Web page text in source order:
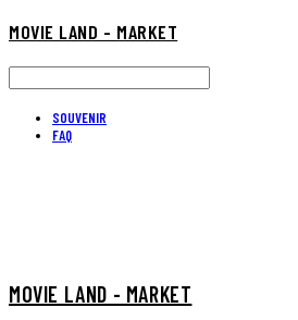
MOVIE LAND - MARKET
SOUVENIR
FAQ
MOVIE LAND - MARKET